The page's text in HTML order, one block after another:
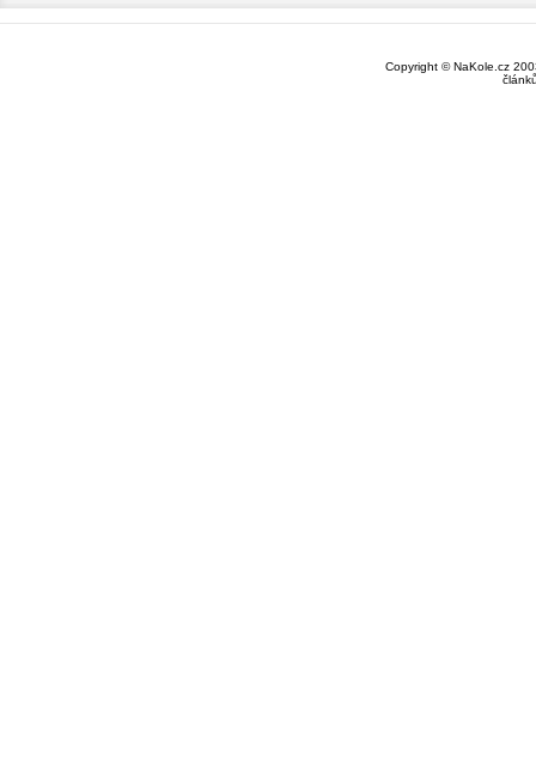
Copyright © NaKole.cz